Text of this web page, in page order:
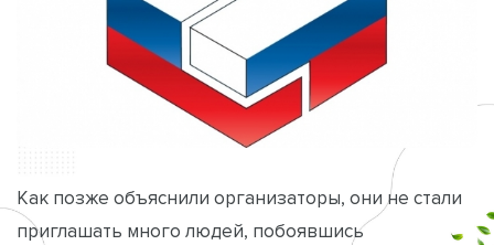
Как позже объяснили организаторы, они не стали
приглашать много людей, побоявшись